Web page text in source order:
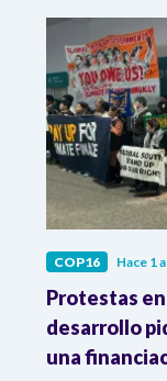
COP16 Hace 1
Protestas en
desarrollo
una